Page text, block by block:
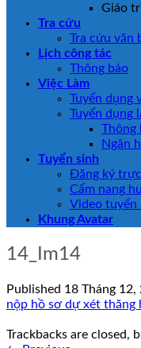
Giáo
Tra cứu
Tra cứu văn
Lịch công tác
Thông báo
Việc Làm
Tuyển dụng
Tuyển dụng
Thông
Ngân
Tuyển sinh
Đăng ký
Cẩm nang
Video tuyển
Khung Avatar
14_Im14
Published 18 Tháng 12,
nộp hồ sơ dự xét thăng
Trackbacks are closed,